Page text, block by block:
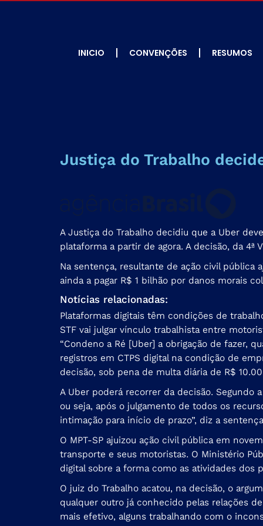
INICIO CONVENÇÕES RESUMOS
Justiça do Trabalho
A Justiça do Trabalho decidiu que a Uber
plataforma a partir de agora. A decisão, da 4ª
Na sentença, resultante de ação civil pública
ainda a pagar R$ 1 bilhão por danos morais
Notícias relacionadas:
Plataformas digitais têm condições de
STF vai julgar vínculo trabalhista entre
“Condeno a Ré [Uber] a obrigação de fazer,
registros em CTPS digital na condição de
decisão, sob pena de multa diária de R$
A Uber poderá recorrer da decisão. Segundo
ou seja, após o julgamento de todos os
intimação para início de prazo”, diz a
O MPT-SP ajuizou ação civil pública em
transporte e seus motoristas. O Ministério
digital sobre a forma como as atividades dos
O juiz do Trabalho acatou, na decisão, o
qualquer outro já conhecido pelas relações
mais efetivo, alguns trabalhando com o